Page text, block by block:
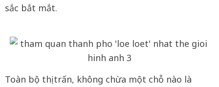
sắc bắt mắt.
Toàn bộ thị trấn, không chừa một chỗ nào là